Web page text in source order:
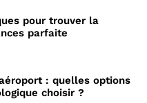
pour trouver la
parfaite
: quelles options
choisir ?